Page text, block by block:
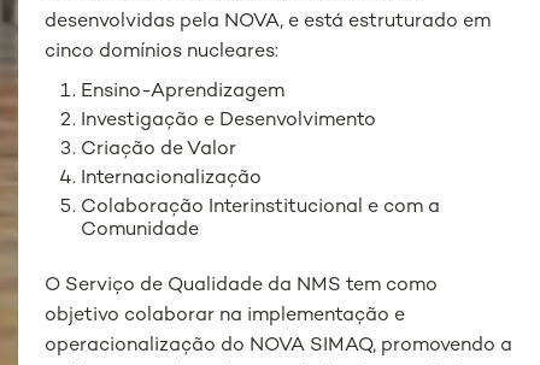
desenvolvidas pela NOVA, e está estruturado em
cinco domínios nucleares:
Ensino-Aprendizagem
Investigação e Desenvolvimento
Criação de Valor
Internacionalização
Colaboração Interinstitucional e com a
Comunidade
O Serviço de Qualidade da NMS tem como
objetivo colaborar na implementação e
operacionalização do NOVA SIMAQ, promovendo a